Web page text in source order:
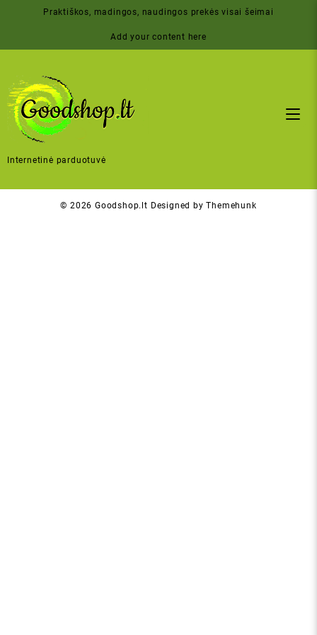
Praktiškos, madingos, naudingos prekės visai šeimai
Add your content here
Internetinė parduotuvė
© 2026Goodshop.lt Designed by Themehunk